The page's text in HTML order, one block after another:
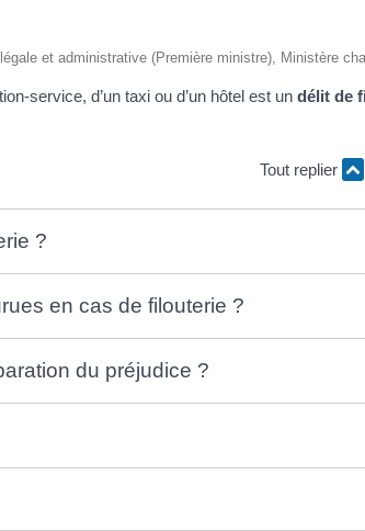
et administrative (Première ministre), Ministère
service, d’un taxi ou d’un hôtel est un délit de
Tout replier
?
en cas de filouterie ?
du préjudice ?